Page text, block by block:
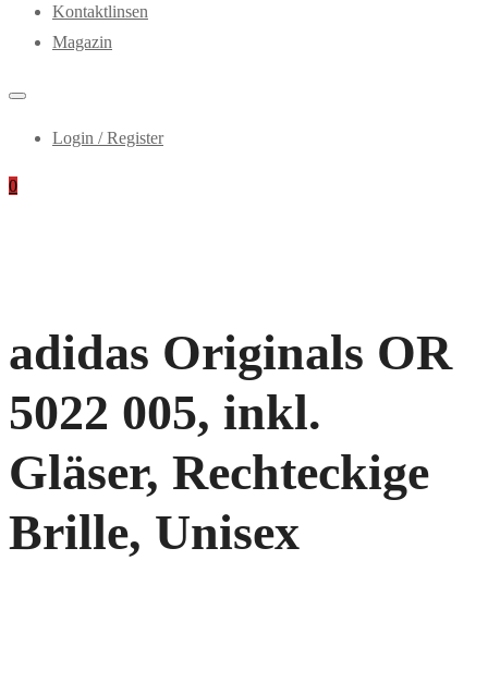
Kontaktlinsen
Magazin
Login / Register
0
adidas Originals OR
5022 005, inkl.
Gläser, Rechteckige
Brille, Unisex